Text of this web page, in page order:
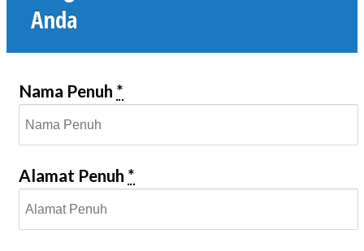
Anda
Nama Penuh *
Alamat Penuh *